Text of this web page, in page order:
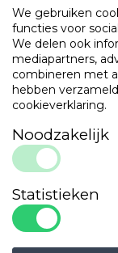
LOGIN
We gebruiken
functies voor
We delen ook
mediapartners,
combineren met
hebben
cookieverklaring.
Noodzakelijk
Statistieken